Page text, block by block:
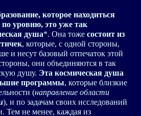
которое находиться
уровню, это уже так
душа*. Она тоже состоит из
, которые, с одной стороны,
и несут базовый отпечаток этой
они объединяются в так
душу. Эта космическая душа
программы, которые близкие
(направление области
), и по задачам своих исследований
Тем не менее, каждая из